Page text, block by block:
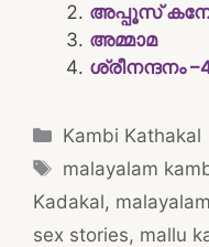
അപ്പൂസ്
അമ്മാമ
ശ്രീനന്ദനം
Categories
Kambi Kathakal
Tags
malayalam
Kadakal,
sex stories, mallu